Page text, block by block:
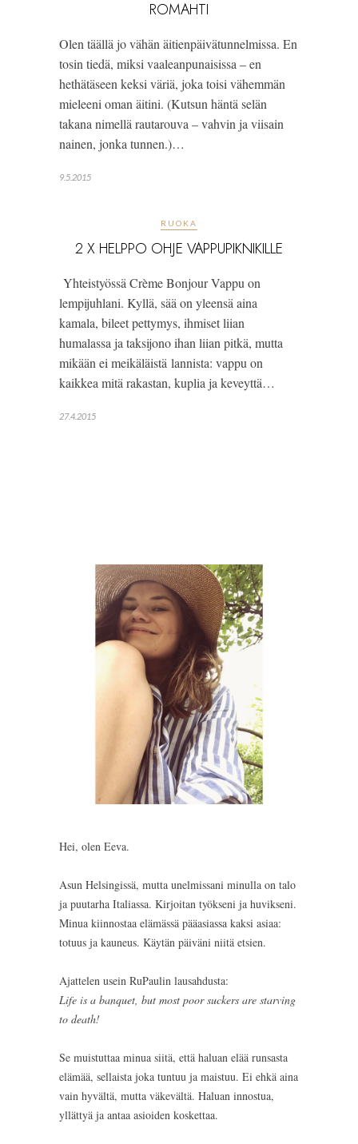
ROMAHTI
Olen täällä jo vähän äitienpäivätunnelmissa. En
tosin tiedä, miksi vaaleanpunaisissa – en
hethätäseen keksi väriä, joka toisi vähemmän
mieleeni oman äitini. (Kutsun häntä selän
takana nimellä rautarouva – vahvin ja viisain
nainen, jonka tunnen.)…
9.5.2015
RUOKA
2 X HELPPO OHJE VAPPUPIKNIKILLE
Yhteistyössä Crème Bonjour Vappu on
lempijuhlani. Kyllä, sää on yleensä aina
kamala, bileet pettymys, ihmiset liian
humalassa ja taksijono ihan liian pitkä, mutta
mikään ei meikäläistä lannista: vappu on
kaikkea mitä rakastan, kuplia ja keveyttä…
27.4.2015
Hei, olen Eeva.
Asun Helsingissä, mutta unelmissani minulla on talo
ja puutarha Italiassa. Kirjoitan työkseni ja huvikseni.
Minua kiinnostaa elämässä pääasiassa kaksi asiaa:
totuus ja kauneus. Käytän päiväni niitä etsien.
Ajattelen usein RuPaulin lausahdusta:
Life is a banquet, but most poor suckers are starving
to death!
Se muistuttaa minua siitä, että haluan elää runsasta
elämää, sellaista joka tuntuu ja maistuu. Ei ehkä aina
vain hyvältä, mutta väkevältä. Haluan innostua,
yllättyä ja antaa asioiden koskettaa.